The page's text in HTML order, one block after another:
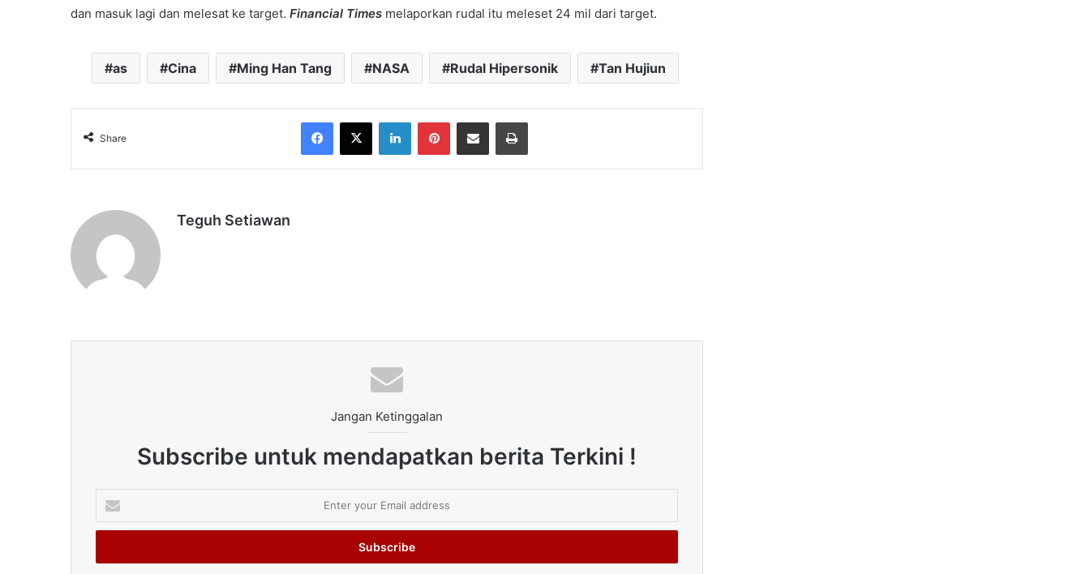
dan masuk lagi dan melesat ke target. Financial Times melaporkan rudal itu meleset 24 mil dari target.
as Cina Ming Han Tang NASA Rudal Hipersonik Tan Hujiun
Share
Facebook
X LinkedInPinterestShare via Email Print
Teguh Setiawan
Jangan Ketinggalan
Subscribe untuk mendapatkan berita Terkini !
your
Email